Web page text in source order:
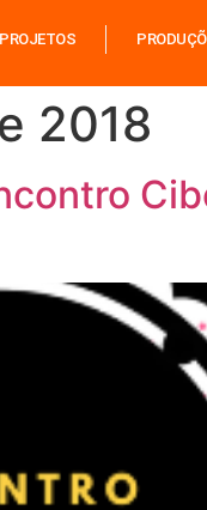
PROJETOS
2018